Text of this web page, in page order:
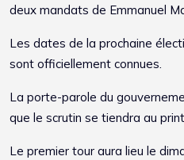
deux mandats de Emmanuel
Les dates de la prochaine
sont officiellement connues.
La porte-parole du
que le scrutin se tiendra au
Le premier tour aura lieu le